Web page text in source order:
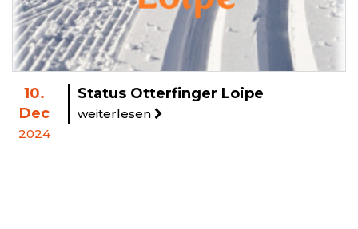
10.
Dec
2024
Status Otterfinger Loipe
weiterlesen